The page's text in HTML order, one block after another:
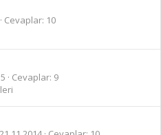
Cevaplar: 10
Cevaplar: 9